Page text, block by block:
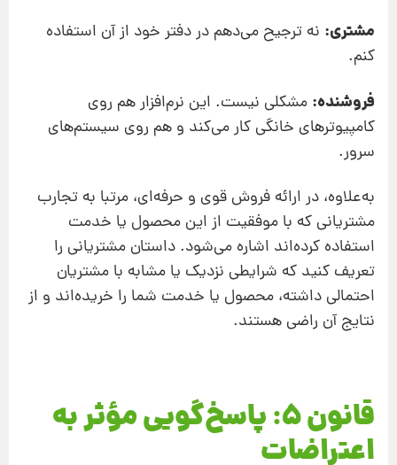
مشتری: نه ترجیح می‌دهم در دفتر خود از آن استفاده
کنم.
فروشنده: مشکلی نیست. این نرم‌افزار هم روی
کامپیوترهای خانگی کار می‌کند و هم روی سیستم‌های
سرور.
به‌علاوه، در ارائه فروش قوی و حرفه‌ای، مرتبا به تجارب
مشتریانی که با موفقیت از این محصول یا خدمت
استفاده کرده‌اند اشاره می‌شود. داستان مشتریانی را
تعریف کنید که شرایطی نزدیک یا مشابه با مشتریان
احتمالی داشته‌، محصول یا خدمت شما را خریده‌اند و از
نتایج آن راضی هستند.
قانون 5: پاسخ‌گویی مؤثر به
اعتراضات